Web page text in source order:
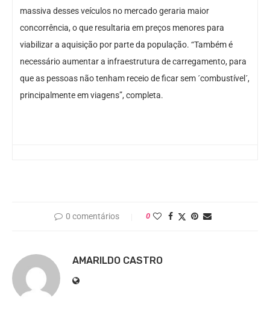
massiva desses veículos no mercado geraria maior
concorrência, o que resultaria em preços menores para
viabilizar a aquisição por parte da população. “Também é
necessário aumentar a infraestrutura de carregamento, para
que as pessoas não tenham receio de ficar sem ´combustível´,
principalmente em viagens”, completa.
0 comentários 0
AMARILDO CASTRO